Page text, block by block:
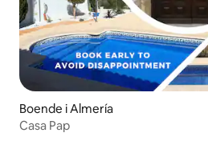
Boende i Almería
Casa Pap